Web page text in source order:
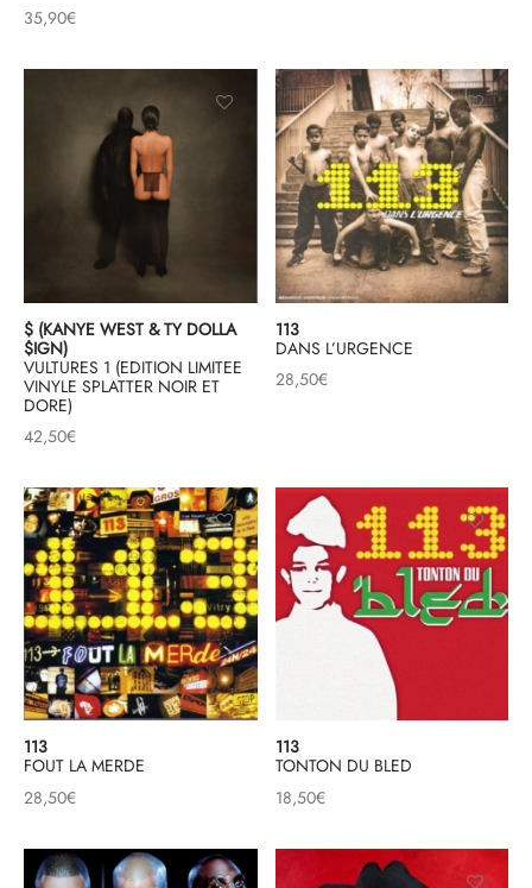
35,90€
$ (KANYE WEST & TY DOLLA
$IGN)
VULTURES 1 (EDITION LIMITEE
VINYLE SPLATTER NOIR ET
DORE)
42,50€
113
DANS L’URGENCE
28,50€
113
FOUT LA MERDE
28,50€
113
TONTON DU BLED
18,50€